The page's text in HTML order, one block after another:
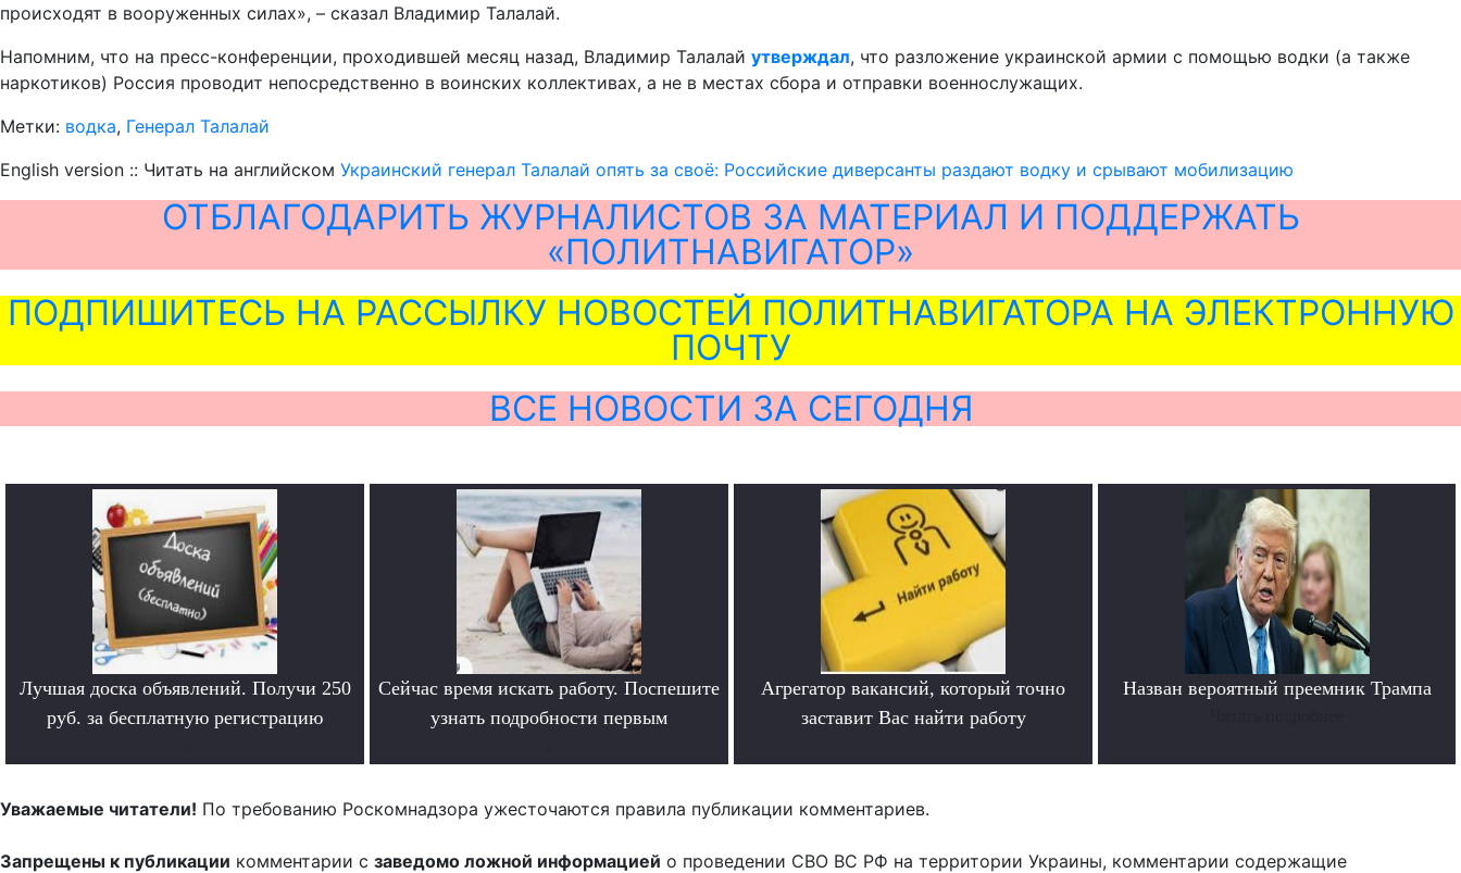
происходят в вооруженных силах», – сказал Владимир Талалай.
Напомним, что на пресс-конференции, проходившей месяц назад, Владимир Талалай утверждал, что разложение украинской армии с помощью водки (а также
наркотиков) Россия проводит непосредственно в воинских коллективах, а не в местах сбора и отправки военнослужащих.
Метки: водка, Генерал Талалай
English version :: Читать на английском Украинский генерал Талалай опять за своё: Российские диверсанты раздают водку и срывают мобилизацию
ОТБЛАГОДАРИТЬ ЖУРНАЛИСТОВ ЗА МАТЕРИАЛ И ПОДДЕРЖАТЬ
«ПОЛИТНАВИГАТОР»
ПОДПИШИТЕСЬ НА РАССЫЛКУ НОВОСТЕЙ ПОЛИТНАВИГАТОРА НА ЭЛЕКТРОННУЮ
ПОЧТУ
ВСЕ НОВОСТИ ЗА СЕГОДНЯ
Лучшая доска объявлений. Получи 250
руб. за бесплатную регистрацию
Сейчас время искать работу. Поспешите
узнать подробности первым
Агрегатор вакансий, который точно
заставит Вас найти работу
Назван вероятный преемник Трампа
Уважаемые читатели! По требованию Роскомнадзора ужесточаются правила публикации комментариев.
Запрещены к публикации комментарии с заведомо ложной информацией о проведении СВО ВС РФ на территории Украины, комментарии содержащие